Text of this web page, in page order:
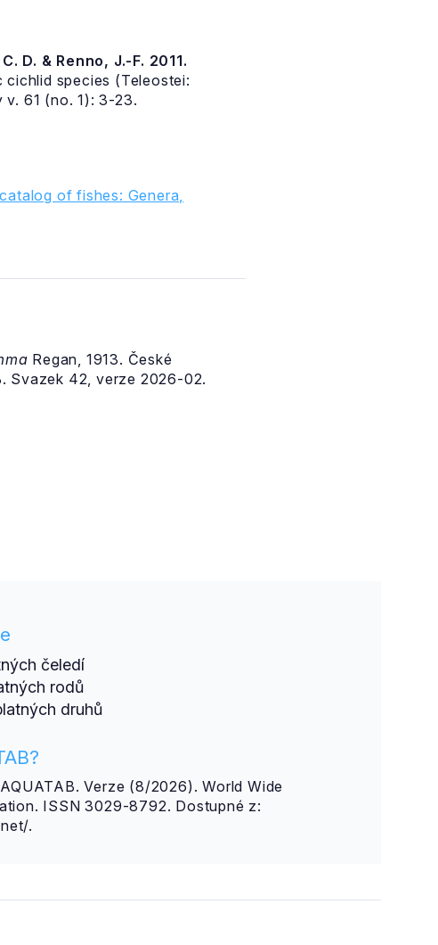
D. & Renno, J.-F. 2011.
species (Teleostei:
61 (no. 1): 3-23.
of fishes: Genera,
Regan, 1913. České
Svazek 42, verze 2026-02.
čeledí
rodů
druhů
AQUATAB. Verze (8/2026). World Wide
ISSN 3029-8792. Dostupné z:
.